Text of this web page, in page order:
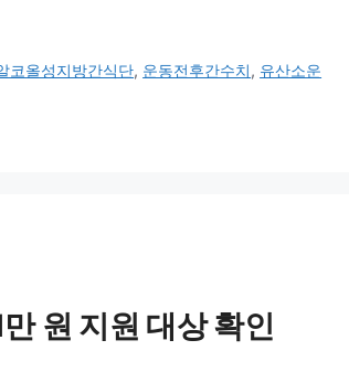
코올성지방간식단, 운동전후간수치, 유산소운
원 지원 대상 확인